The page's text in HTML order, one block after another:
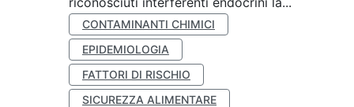
CONTAMINANTI CHIMICI
EPIDEMIOLOGIA
FATTORI DI RISCHIO
SICUREZZA ALIMENTARE